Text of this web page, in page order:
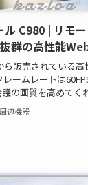
ル C980 | リモ
群の高性能
ら販売されている
ームレートは
の画質を高めてく
辺機器